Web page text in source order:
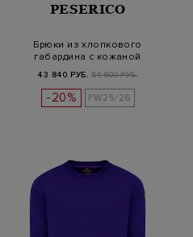
PESERICO
Брюки из хлопкового
габардина с кожаной
43 840 РУБ. 54 800 РУБ.
-20% FW25/26